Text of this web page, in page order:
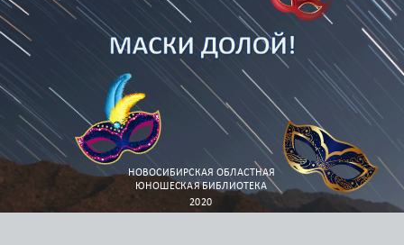
НОВОСИБИРСКАЯ ОБЛАСТНАЯ
ЮНОШЕСКАЯ БИБЛИОТЕКА
2020